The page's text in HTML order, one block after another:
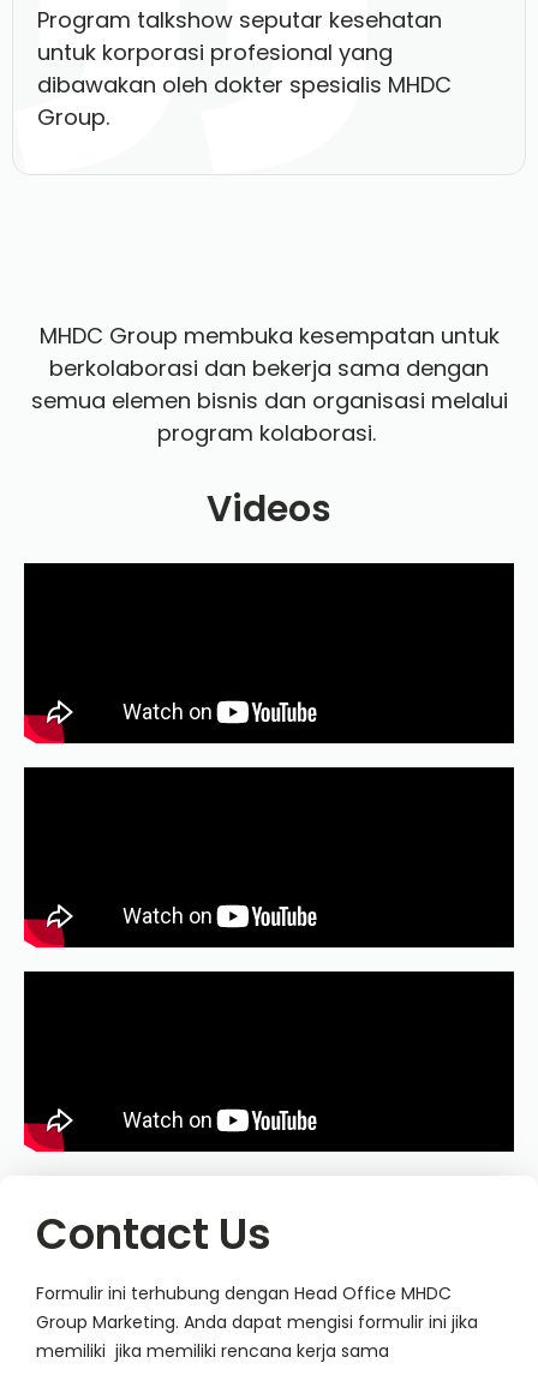
Program talkshow seputar kesehatan
untuk korporasi profesional yang
dibawakan oleh dokter spesialis MHDC
Group.
MHDC Group membuka kesempatan untuk
berkolaborasi dan bekerja sama dengan
semua elemen bisnis dan organisasi melalui
program kolaborasi.
Videos
Contact Us
Formulir ini terhubung dengan Head Office MHDC
Group Marketing. Anda dapat mengisi formulir ini jika
memiliki jika memiliki rencana kerja sama